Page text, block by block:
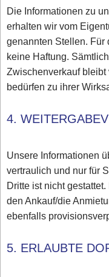
Die Informationen zu
erhalten wir vom
genannten Stellen.
keine Haftung.
Zwischenverkauf
bedürfen zu ihrer
4.
Unsere Informationen
vertraulich und nur für
Dritte ist nicht
den Ankauf/die
ebenfalls
5. ERLAUBTE